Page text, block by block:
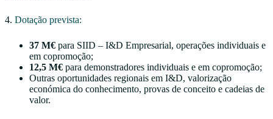
4. Dotação prevista:
37 M€ para SIID – I&D Empresarial, operações individuais e
em copromoção;
12,5 M€ para demonstradores individuais e em copromoção;
Outras oportunidades regionais em I&D, valorização
económica do conhecimento, provas de conceito e cadeias de
valor.